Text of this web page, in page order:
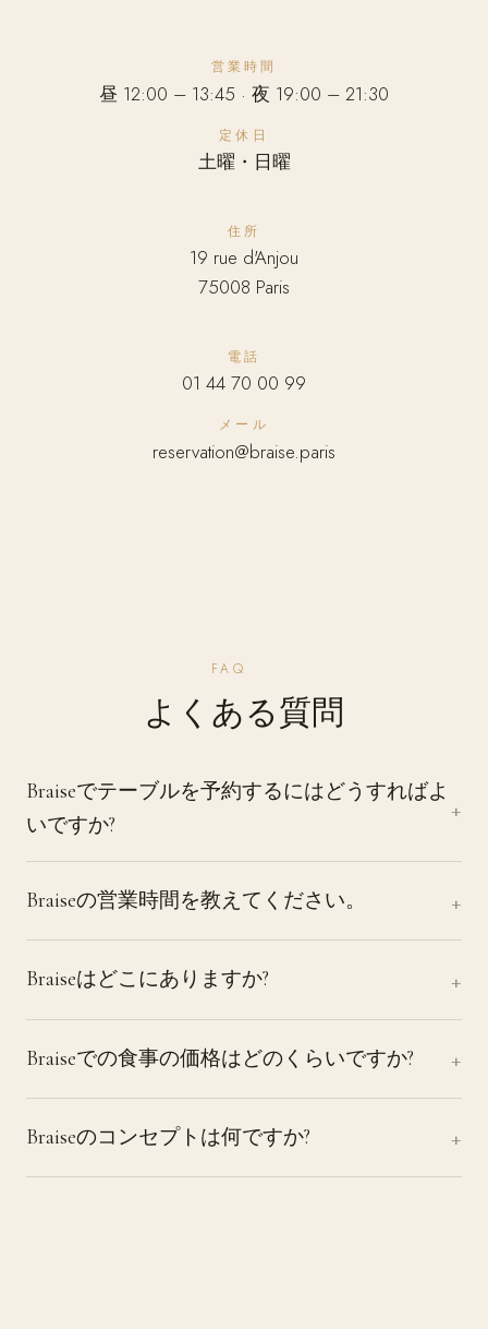
営業時間
昼 12:00 – 13:45 · 夜 19:00 – 21:30
定休日
土曜・日曜
住所
19 rue d'Anjou
75008 Paris
電話
01 44 70 00 99
メール
reservation@braise.paris
FAQ
よくある質問
Braiseでテーブルを予約するにはどうすればよ
いですか?
Braiseの営業時間を教えてください。
Braiseはどこにありますか?
Braiseでの食事の価格はどのくらいですか?
Braiseのコンセプトは何ですか?